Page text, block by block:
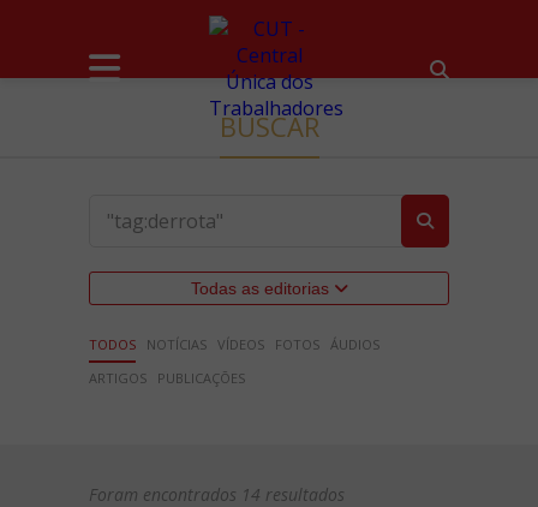
BUSCAR
Todas as editorias
TODOS NOTÍCIAS VÍDEOS FOTOS ÁUDIOS
ARTIGOS
PUBLICAÇÕES
Foram encontrados 14 resultados